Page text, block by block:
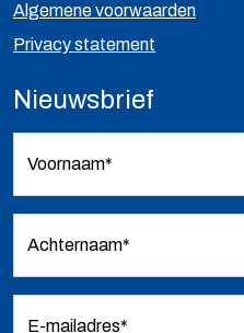
Algemene voorwaarden
Privacy statement
Nieuwsbrief
Voornaam*
Achternaam*
E-mailadres*